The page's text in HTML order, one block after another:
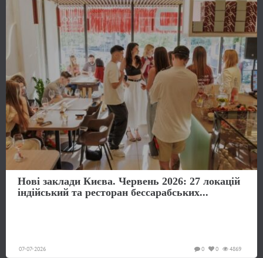
Нові заклади Києва. Червень 2026: 27 локацій
індійський та ресторан бессарабських...
07-07-2026 4869
0
0